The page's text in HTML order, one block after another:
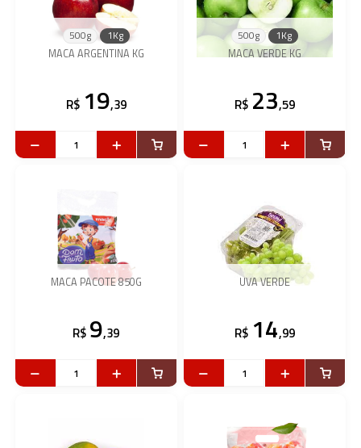
500g 1Kg
MACA ARGENTINA KG
R$ 19,39
500g 1Kg
MACA VERDE KG
R$ 23,59
MACA PACOTE 850G
R$ 9,39
UVA VERDE
R$ 14,99